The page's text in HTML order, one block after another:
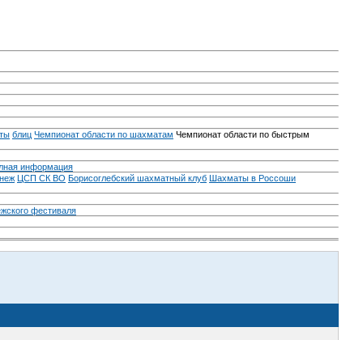
блиц Чемпионат области по шахматам Чемпионат области по быстрым
информация
ЦСП СК ВО Борисоглебский шахматный клуб Шахматы в Россоши
фестиваля